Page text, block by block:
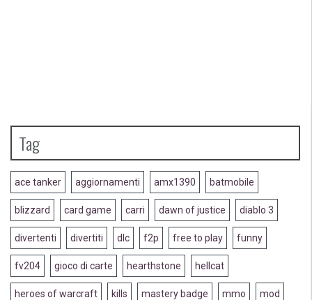
Tag
ace tanker aggiornamenti amx1390 batmobile
blizzard card game carri dawn of justice diablo 3
divertenti divertiti dlc f2p free to play funny
fv204 gioco di carte hearthstone hellcat
heroes of warcraft kills mastery badge mmo mod